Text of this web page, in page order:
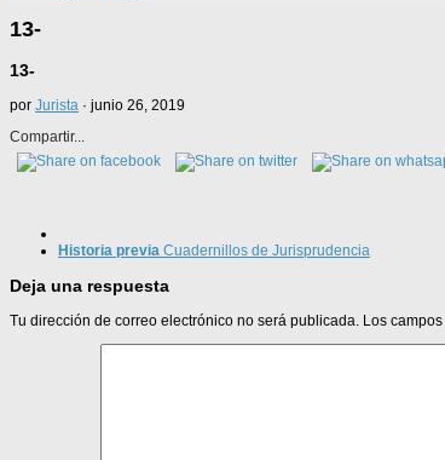
13-
13-
por Jurista · junio 26, 2019
Compartir...
Historia previa Cuadernillos de Jurisprudencia
Deja una respuesta
Tu dirección de correo electrónico no será publicada. Los